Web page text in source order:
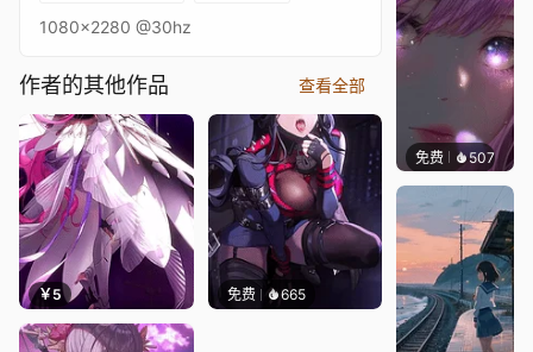
1080x2280 @30hz
作者的其他作品 查看全部
￥5 免费 665
免费 507辰东